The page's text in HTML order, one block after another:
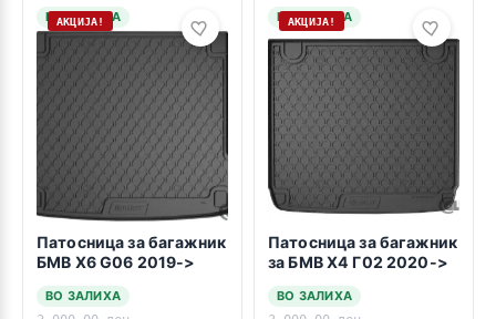
НА ЗАЛИХА
АКЦИЈА!
Патосница за багажник
БМВ Х6 G06 2019->
ВО ЗАЛИХА
НА ЗАЛИХА
АКЦИЈА!
Патосница за багажник
за БМВ Х4 Г02 2020->
ВО ЗАЛИХА